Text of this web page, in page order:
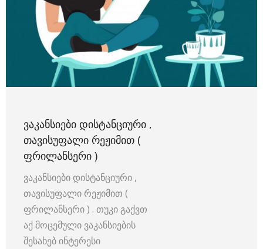
ᲕᲐᲙᲐᲜᲡᲘᲔᲑᲘ ᲓᲘᲡᲢᲐᲜᲪᲘᲣᲠᲘ ,
ᲗᲐᲕᲘᲡᲣᲤᲐᲚᲘ ᲠᲔᲟᲘᲛᲘᲗ (
ᲤᲠᲘᲚᲐᲜᲡᲔᲠᲘ )
ვაკანსიები დისტანციური ,
თავისუფალი რეჟიმით (
ფრილანსერი ) . თუკი გაქვთ
აქ მოცემული ვაკანსიების
შესახებ ინტერესი